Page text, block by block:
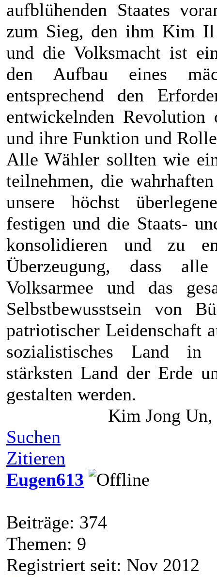
aufblühenden Staates
zum Sieg, den ihm Kim Il
und die Volksmacht ist
den Aufbau eines
entsprechend den
entwickelnden
und ihre Funktion und
Alle Wähler sollten wie
teilnehmen, die
unsere höchst
festigen und die Staats-
konsolidieren und zu
Überzeugung, dass
Volksarmee und das
Selbstbewusstsein von
patriotischer Leidenschaft
sozialistisches Land in
stärksten Land der Erde
gestalten werden.
Kim Jong Un
Suchen
Zitieren
Eugen613
Beiträge: 374
Themen: 9
Registriert seit: Nov 2012